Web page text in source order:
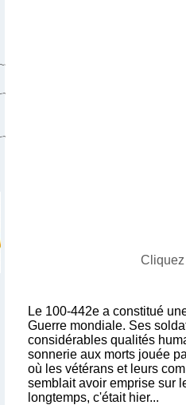
Le 100-442e a constitué
Guerre mondiale. Ses
considérables qualités
sonnerie aux morts jouée
où les vétérans et leurs
semblait avoir emprise sur
longtemps, c'était hier...